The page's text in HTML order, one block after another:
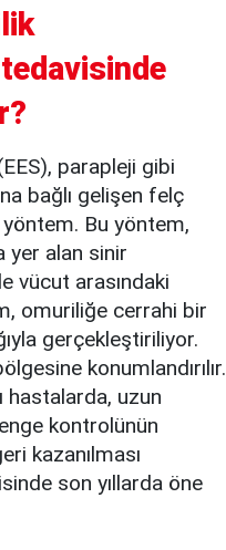
parapleji gibi
bağlı gelişen felç
Bu yöntem,
yer alan sinir
vücut arasındaki
omuriliğe cerrahi bir
gerçekleştiriliyor.
konumlandırılır.
hastalarda, uzun
kontrolünün
kazanılması
son yıllarda öne